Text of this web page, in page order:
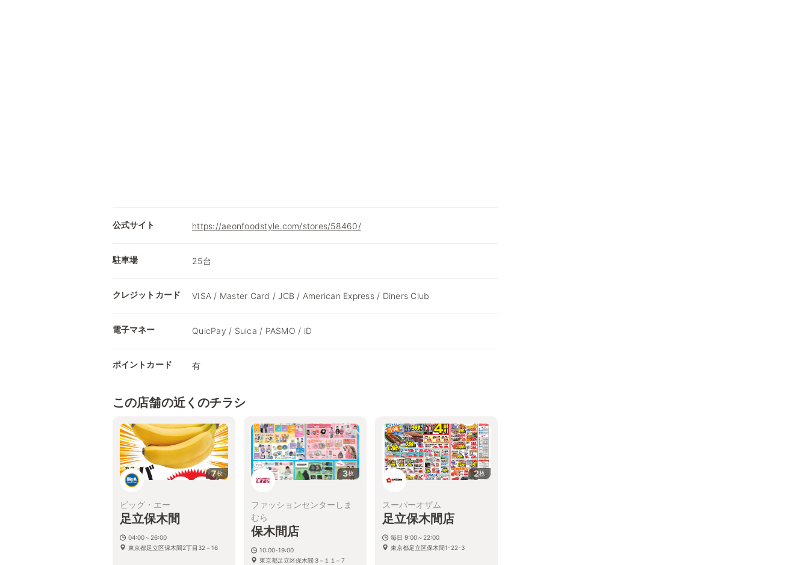
公式サイト https://aeonfoodstyle.com/stores/58460/
駐車場 25台
クレジットカード VISA / Master Card / JCB / American Express / Diners Club
電子マネー QuicPay / Suica / PASMO / iD
ポイントカード 有
この店舗の近くのチラシ
7枚
ビッグ・エー
足立保木間
04:00～26:00
東京都足立区保木間2丁目32－16
3枚
ファッションセンターしま
むら
保木間店
10:00-19:00
東京都足立区保木間３−１１−７
2枚
スーパーオザム
足立保木間店
毎日 9:00～22:00
東京都足立区保木間1-22-3